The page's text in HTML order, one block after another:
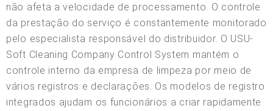
não afeta a velocidade de processamento. O controle
da prestação do serviço é constantemente monitorado
pelo especialista responsável do distribuidor. O USU-
Soft Cleaning Company Control System mantém o
controle interno da empresa de limpeza por meio de
vários registros e declarações. Os modelos de registro
integrados ajudam os funcionários a criar rapidamente